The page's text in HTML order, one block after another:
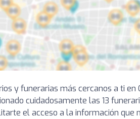
y funerarias más cercanos a ti en
cuidadosamente las 13
el acceso a la información que